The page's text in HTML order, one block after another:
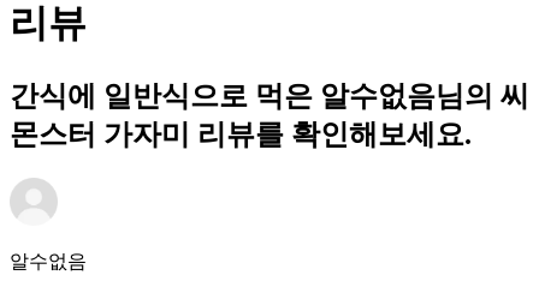
리뷰
간식에 일반식으로 먹은 알수없음님의 씨
몬스터 가자미 리뷰를 확인해보세요.
알수없음